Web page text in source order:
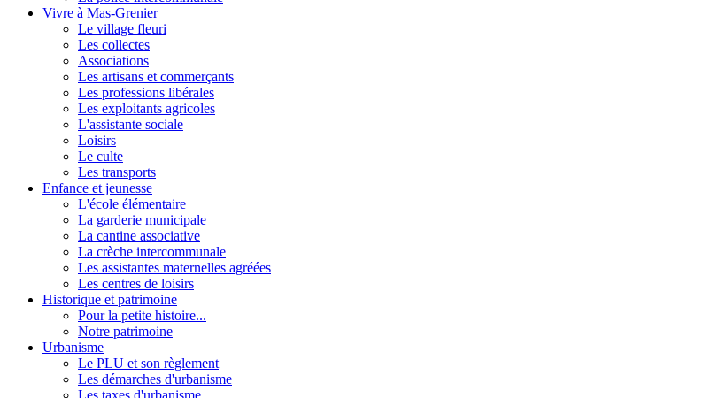
Vivre à Mas-Grenier
Le village fleuri
Les collectes
Associations
Les artisans et commerçants
Les professions libérales
Les exploitants agricoles
L'assistante sociale
Loisirs
Le culte
Les transports
Enfance et jeunesse
L'école élémentaire
La garderie municipale
La cantine associative
La crèche intercommunale
Les assistantes maternelles agréées
Les centres de loisirs
Historique et patrimoine
Pour la petite histoire...
Notre patrimoine
Urbanisme
Le PLU et son règlement
Les démarches d'urbanisme
Les taxes d'urbanisme